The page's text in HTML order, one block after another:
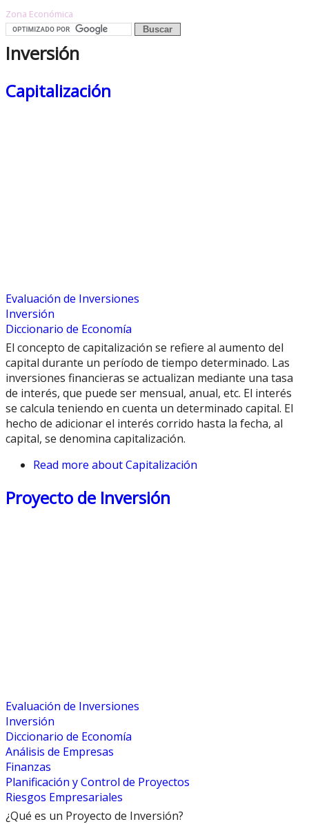
Zona Económica
Inversión
Capitalización
Evaluación de Inversiones
Inversión
Diccionario de Economía
El concepto de capitalización se refiere al aumento del
capital durante un período de tiempo determinado. Las
inversiones financieras se actualizan mediante una tasa
de interés, que puede ser mensual, anual, etc. El interés
se calcula teniendo en cuenta un determinado capital. El
hecho de adicionar el interés corrido hasta la fecha, al
capital, se denomina capitalización.
Read more about Capitalización
Proyecto de Inversión
Evaluación de Inversiones
Inversión
Diccionario de Economía
Análisis de Empresas
Finanzas
Planificación y Control de Proyectos
Riesgos Empresariales
¿Qué es un Proyecto de Inversión?